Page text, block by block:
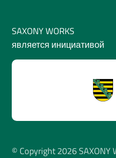
SAXONY WORKS
является инициативой
© Copyright 2026 SAXONY